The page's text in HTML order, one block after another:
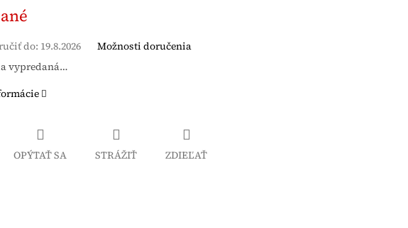
do: 19.8.2026
Možnosti doručenia
vypredaná…
OPÝTAŤ SA STRÁŽIŤ ZDIEĽAŤ